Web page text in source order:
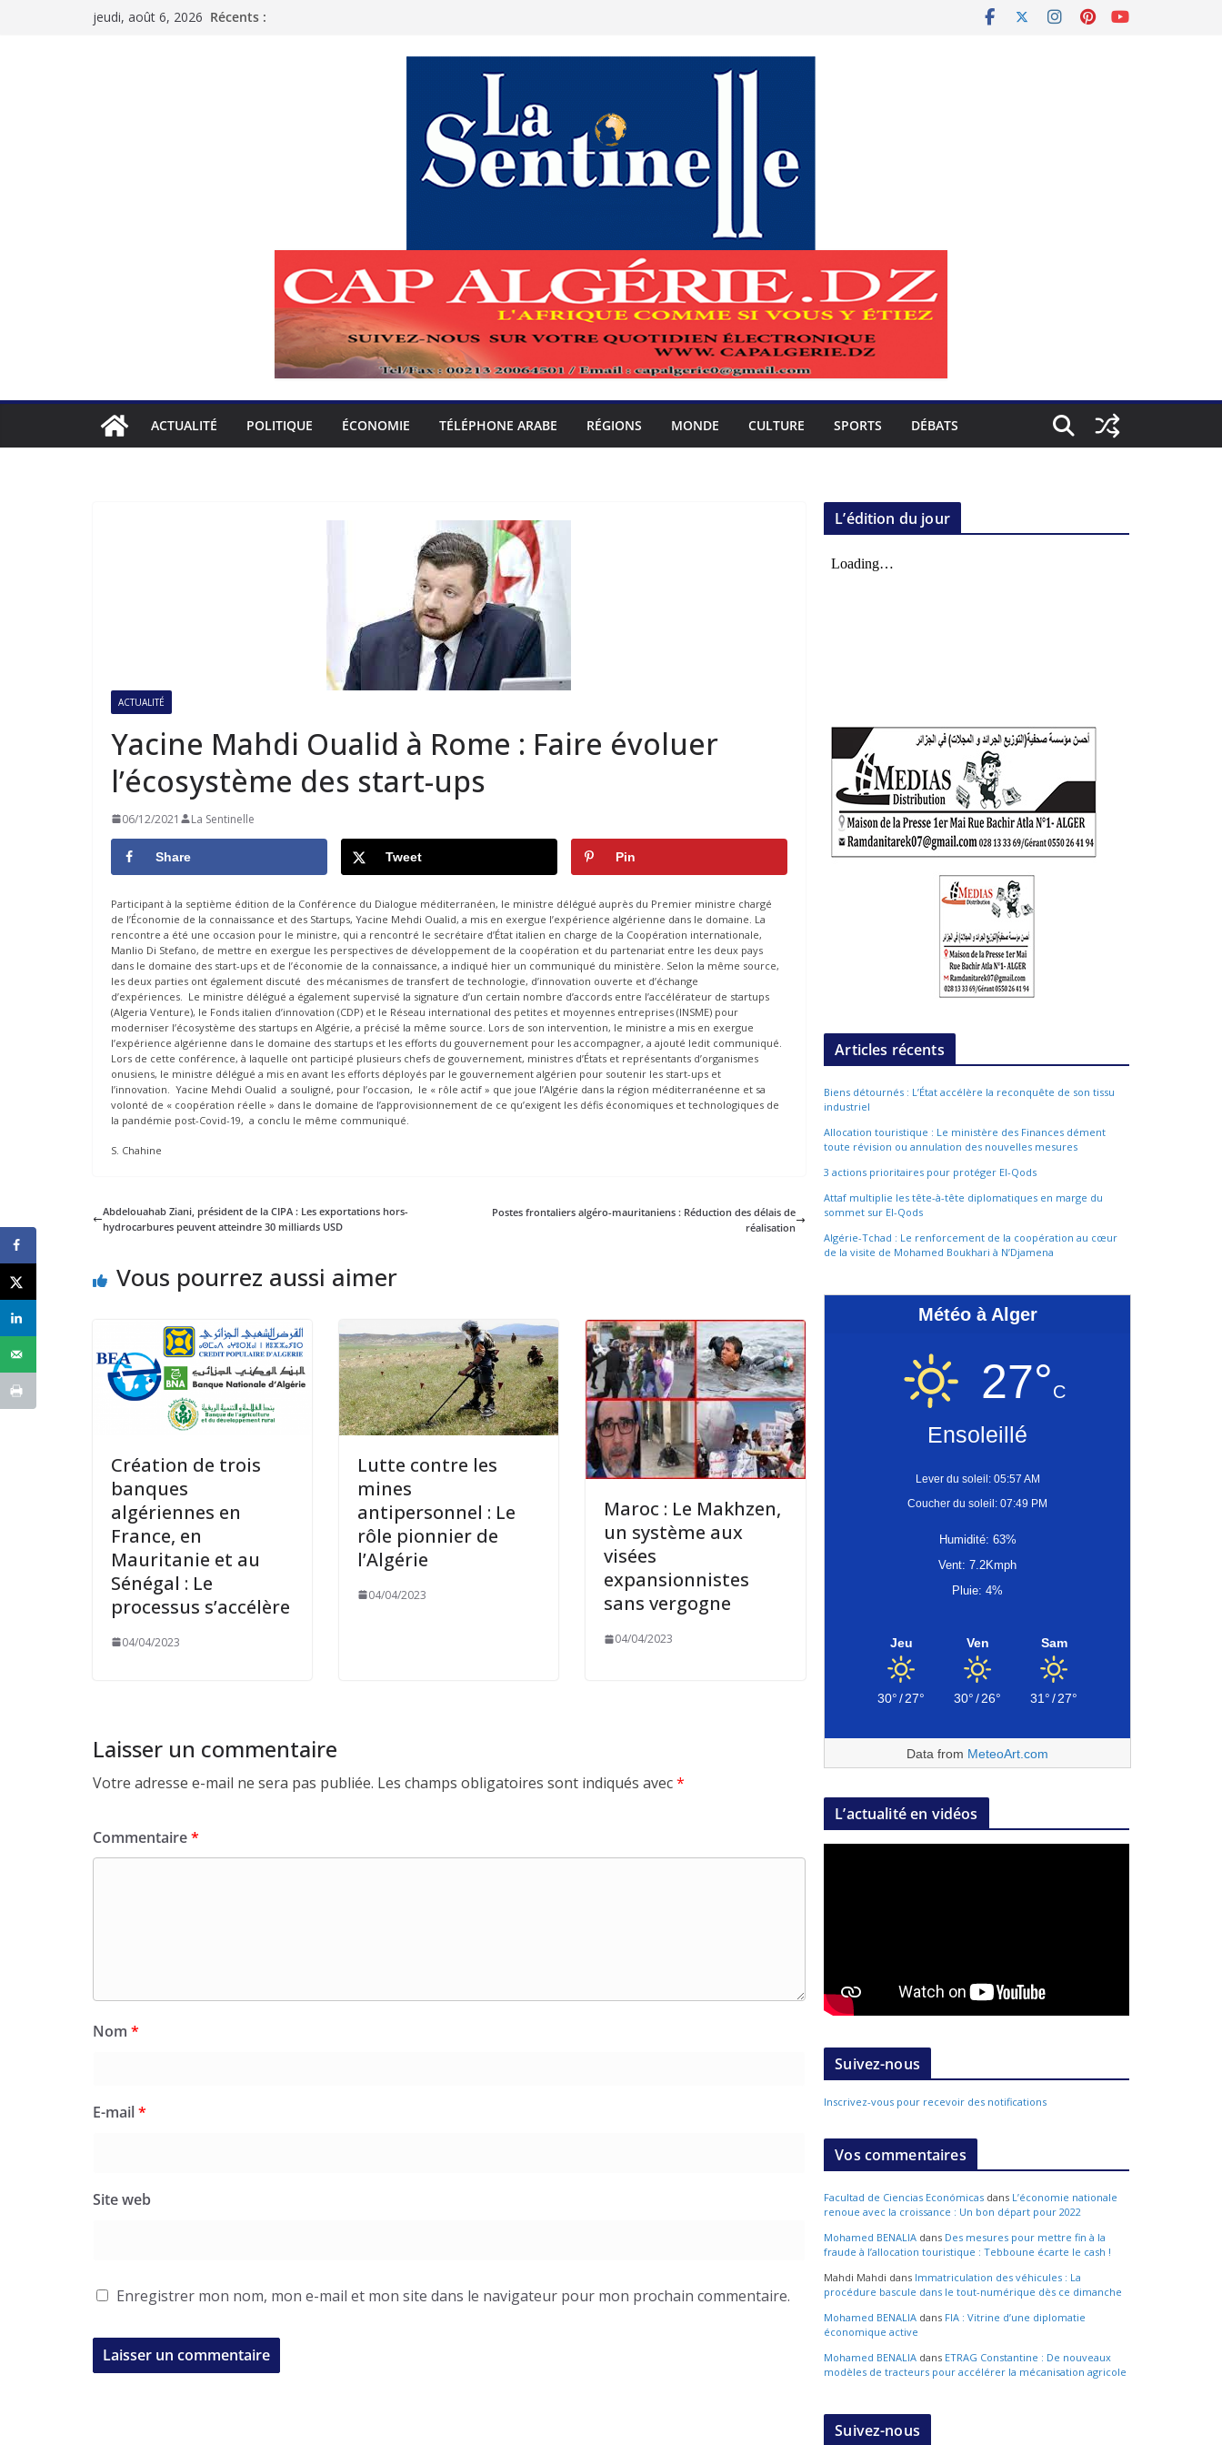
jeudi, août 6, 2026 Récents :
ACTUALITÉ POLITIQUE ÉCONOMIE TÉLÉPHONE ARABE RÉGIONS MONDE CULTURE SPORTS DÉBATS
ACTUALITÉ
Yacine Mahdi Oualid à Rome : Faire évoluer
l’écosystème des start-ups
06/12/2021 La Sentinelle
Share Tweet Pin
Participant à la septième édition de la Conférence du Dialogue méditerranéen, le ministre délégué auprès du Premier ministre chargé
de l’Économie de la connaissance et des Startups, Yacine Mehdi Oualid, a mis en exergue l’expérience algérienne dans le domaine. La
rencontre a été une occasion pour le ministre, qui a rencontré le secrétaire d’État italien en charge de la Coopération internationale,
Manlio Di Stefano, de mettre en exergue les perspectives de développement de la coopération et du partenariat entre les deux pays
dans le domaine des start-ups et de l’économie de la connaissance, a indiqué hier un communiqué du ministère. Selon la même source,
les deux parties ont également discuté des mécanismes de transfert de technologie, d’innovation ouverte et d’échange
d’expériences. Le ministre délégué a également supervisé la signature d’un certain nombre d’accords entre l’accélérateur de startups
(Algeria Venture), le Fonds italien d’innovation (CDP) et le Réseau international des petites et moyennes entreprises (INSME) pour
moderniser l’écosystème des startups en Algérie, a précisé la même source. Lors de son intervention, le ministre a mis en exergue
l’expérience algérienne dans le domaine des startups et les efforts du gouvernement pour les accompagner, a ajouté ledit communiqué.
Lors de cette conférence, à laquelle ont participé plusieurs chefs de gouvernement, ministres d’États et représentants d’organismes
onusiens, le ministre délégué a mis en avant les efforts déployés par le gouvernement algérien pour soutenir les start-ups et
l’innovation. Yacine Mehdi Oualid a souligné, pour l’occasion, le « rôle actif » que joue l’Algérie dans la région méditerranéenne et sa
volonté de « coopération réelle » dans le domaine de l’approvisionnement de ce qu’exigent les défis économiques et technologiques de
la pandémie post-Covid-19, a conclu le même communiqué.
S. Chahine
Abdelouahab Ziani, président de la CIPA : Les exportations hors-
hydrocarbures peuvent atteindre 30 milliards USD
Postes frontaliers algéro-mauritaniens : Réduction des délais de
réalisation
Vous pourrez aussi aimer
Création de trois
banques
algériennes en
France, en
Mauritanie et au
Sénégal : Le
processus s’accélère
04/04/2023
Lutte contre les
mines
antipersonnel : Le
rôle pionnier de
l’Algérie
04/04/2023
Maroc : Le Makhzen,
un système aux
visées
expansionnistes
sans vergogne
04/04/2023
Laisser un commentaire
Votre adresse e-mail ne sera pas publiée. Les champs obligatoires sont indiqués avec*
Commentaire*
Nom *
E-mail*
Site web
Enregistrer mon nom, mon e-mail et mon site dans le navigateur pour mon prochain commentaire.
L’édition du jour
Articles récents
Biens détournés : L’État accélère la reconquête de son tissu
industriel
Allocation touristique : Le ministère des Finances dément
toute révision ou annulation des nouvelles mesures
3 actions prioritaires pour protéger El-Qods
Attaf multiplie les tête-à-tête diplomatiques en marge du
sommet sur El-Qods
Algérie-Tchad : Le renforcement de la coopération au cœur
de la visite de Mohamed Boukhari à N’Djamena
Météo à Alger
27°C
Ensoleillé
Lever du soleil: 05:57 AM
Coucher du soleil: 07:49 PM
Humidité: 63%
Vent: 7.2Kmph
Pluie: 4%
Jeu
30°/27°
Ven
30°/26°
Sam
31°/27°
Data from MeteoArt.com
L’actualité en vidéos
Suivez-nous
Inscrivez-vous pour recevoir des notifications
Vos commentaires
Facultad de Ciencias Económicas dans L’économie nationale
renoue avec la croissance : Un bon départ pour 2022
Mohamed BENALIA dans Des mesures pour mettre fin à la
fraude à l’allocation touristique : Tebboune écarte le cash !
Mahdi Mahdi dans Immatriculation des véhicules : La
procédure bascule dans le tout-numérique dès ce dimanche
Mohamed BENALIA dans FIA : Vitrine d’une diplomatie
économique active
Mohamed BENALIA dans ETRAG Constantine : De nouveaux
modèles de tracteurs pour accélérer la mécanisation agricole
Suivez-nous